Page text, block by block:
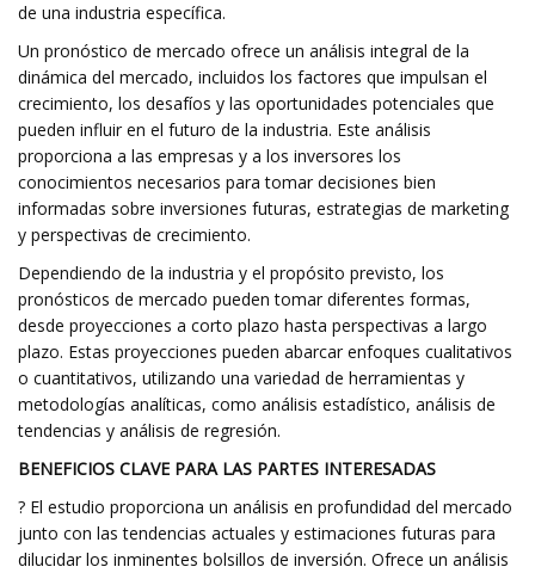
de una industria específica.
Un pronóstico de mercado ofrece un análisis integral de la
dinámica del mercado, incluidos los factores que impulsan el
crecimiento, los desafíos y las oportunidades potenciales que
pueden influir en el futuro de la industria. Este análisis
proporciona a las empresas y a los inversores los
conocimientos necesarios para tomar decisiones bien
informadas sobre inversiones futuras, estrategias de marketing
y perspectivas de crecimiento.
Dependiendo de la industria y el propósito previsto, los
pronósticos de mercado pueden tomar diferentes formas,
desde proyecciones a corto plazo hasta perspectivas a largo
plazo. Estas proyecciones pueden abarcar enfoques cualitativos
o cuantitativos, utilizando una variedad de herramientas y
metodologías analíticas, como análisis estadístico, análisis de
tendencias y análisis de regresión.
BENEFICIOS CLAVE PARA LAS PARTES INTERESADAS
? El estudio proporciona un análisis en profundidad del mercado
junto con las tendencias actuales y estimaciones futuras para
dilucidar los inminentes bolsillos de inversión. Ofrece un análisis